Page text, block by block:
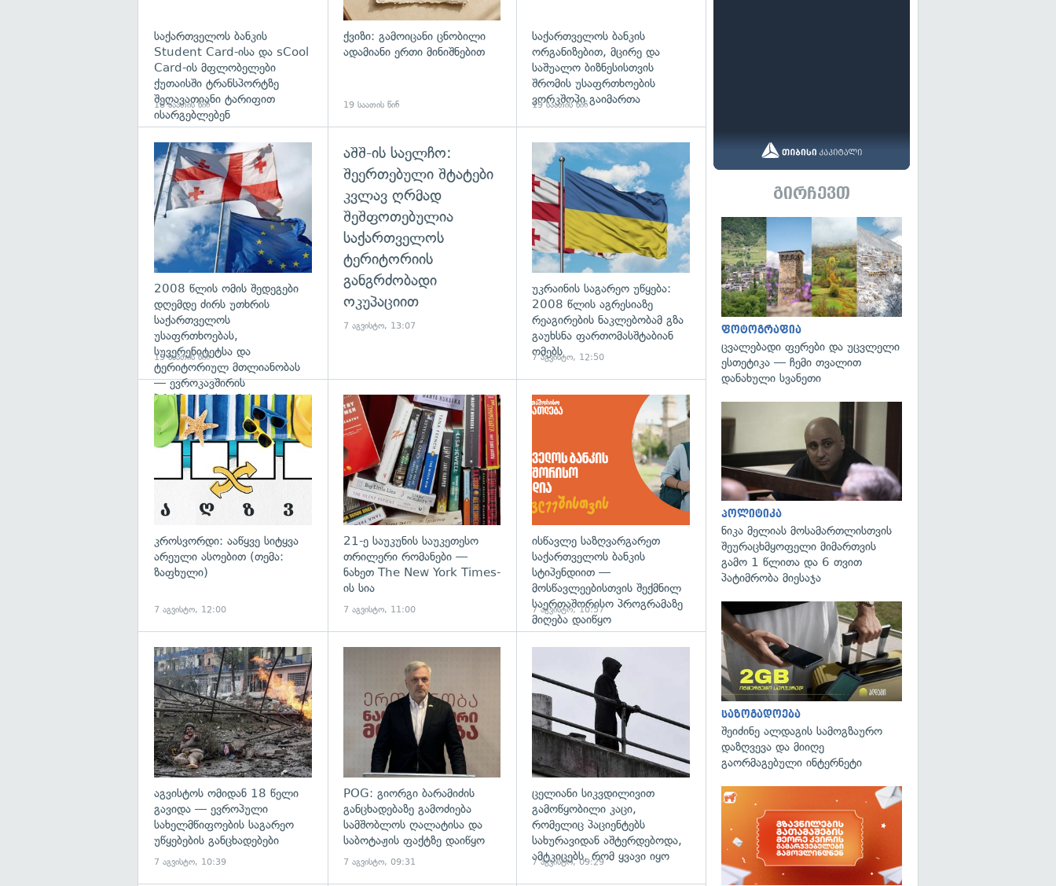
საქართველოს ბანკის
Student Card-ისა და sCool
Card-ის მფლობელები
ქუთაისში ტრანსპორტზე
შეღავათიანი ტარიფით
ისარგებლებენ
18 საათის წინ
ქვიზი: გამოიცანი ცნობილი
ადამიანი ერთი მინიშნებით
19 საათის წინ
საქართველოს ბანკის
ორგანიზებით, მცირე და
საშუალო ბიზნესისთვის
შრომის უსაფრთხოების
ვორკშოპი გაიმართა
19 საათის წინ
გადახედვა
2008 წლის ომის შედეგები
დღემდე ძირს უთხრის
საქართველოს
უსაფრთხოებას,
სუვერენიტეტსა და
ტერიტორიულ მთლიანობას
— ევროკავშირის
პრესპიკერის განცხადება
19 საათის წინ
აშშ-ის საელჩო:
შეერთებული შტატები
კვლავ ღრმად
შეშფოთებულია
საქართველოს
ტერიტორიის
განგრძობადი
ოკუპაციით
7 აგვისტო, 13:07
გადახედვა
უკრაინის საგარეო უწყება:
2008 წლის აგრესიაზე
რეაგირების ნაკლებობამ გზა
გაუხსნა ფართომასშტაბიან
ომებს
7 აგვისტო, 12:50
გადახედვა
კროსვორდი: ააწყვე სიტყვა
არეული ასოებით (თემა:
ზაფხული)
7 აგვისტო, 12:00
გადახედვა
21-ე საუკუნის საუკეთესო
თრილერი რომანები —
ნახეთ The New York Times-
ის სია
7 აგვისტო, 11:00
ისწავლე საზღვარგარეთ
საქართველოს ბანკის
სტიპენდიით —
მოსწავლეებისთვის შექმნილ
საერთაშორისო პროგრამაზე
მიღება დაიწყო
7 აგვისტო, 10:57
აგვისტოს ომიდან 18 წელი
გავიდა — ევროპული
სახელმწიფოების საგარეო
უწყებების განცხადებები
7 აგვისტო, 10:39
POG: გიორგი ბარამიძის
განცხადებაზე გამოძიება
სამშობლოს ღალატისა და
საბოტაჟის ფაქტზე დაიწყო
7 აგვისტო, 09:31
გადახედვა
ცელიანი სიკვდილივით
გამოწყობილი კაცი,
რომელიც პაციენტებს
სახურავიდან აშტერდებოდა,
ამტკიცებს, რომ ყვავი იყო
7 აგვისტო, 09:29
გირჩევთ
ფოტოგრაფია
ცვალებადი ფერები და უცვლელი
ესთეტიკა — ჩემი თვალით
დანახული სვანეთი
პოლიტიკა
ნიკა მელიას მოსამართლისთვის
შეურაცხმყოფელი მიმართვის
გამო 1 წლითა და 6 თვით
პატიმრობა მიესაჯა
საზოგადოება
შეიძინე ალდაგის სამოგზაურო
დაზღვევა და მიიღე
გაორმაგებული ინტერნეტი